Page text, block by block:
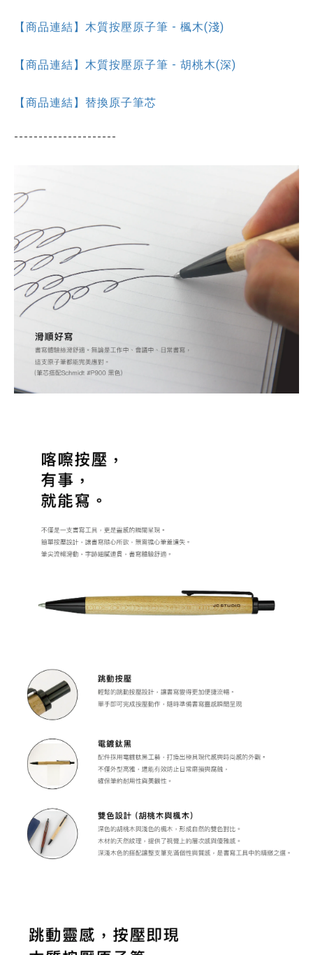
【商品連結】木質按壓原子筆 - 楓木(淺)
【商品連結】木質按壓原子筆 - 胡桃木(深)
【商品連結】替換原子筆芯
---------------------